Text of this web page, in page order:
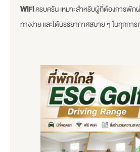
WiFiครบครัน เหมาะสำหรับผู้ที่ต้องการพัก
ทางง่าย และได้บรรยากาศสบาย ๆ ในทุกกา